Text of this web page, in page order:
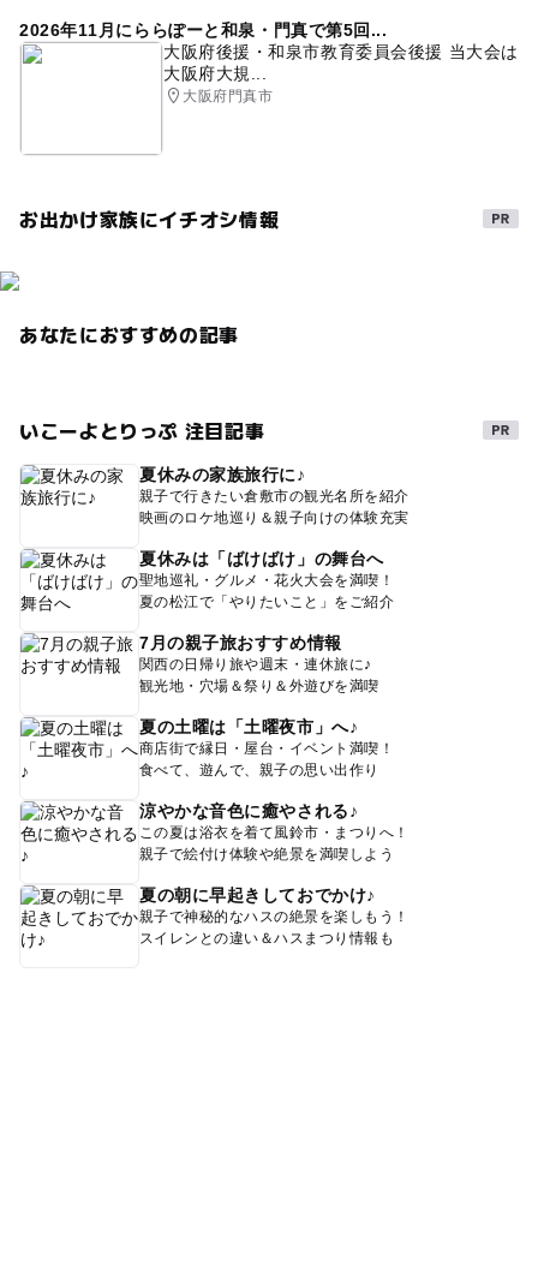
2026年11月にららぽーと和泉・門真で第5回...
大阪府後援・和泉市教育委員会後援 当大会は
大阪府大規...
大阪府門真市
お出かけ家族にイチオシ情報
あなたにおすすめの記事
いこーよとりっぷ 注目記事
夏休みの家族旅行に♪
親子で行きたい倉敷市の観光名所を紹介
映画のロケ地巡り＆親子向けの体験充実
夏休みは「ばけばけ」の舞台へ
聖地巡礼・グルメ・花火大会を満喫！
夏の松江で「やりたいこと」をご紹介
7月の親子旅おすすめ情報
関西の日帰り旅や週末・連休旅に♪
観光地・穴場＆祭り＆外遊びを満喫
夏の土曜は「土曜夜市」へ♪
商店街で縁日・屋台・イベント満喫！
食べて、遊んで、親子の思い出作り
涼やかな音色に癒やされる♪
この夏は浴衣を着て風鈴市・まつりへ！
親子で絵付け体験や絶景を満喫しよう
夏の朝に早起きしておでかけ♪
親子で神秘的なハスの絶景を楽しもう！
スイレンとの違い＆ハスまつり情報も